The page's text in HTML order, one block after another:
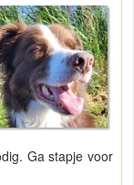
Ga stapje voor